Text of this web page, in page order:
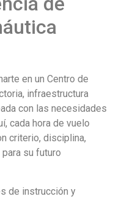
en un Centro de
infraestructura
con las necesidades
cada hora de vuelo
criterio, disciplina,
su futuro
de instrucción y